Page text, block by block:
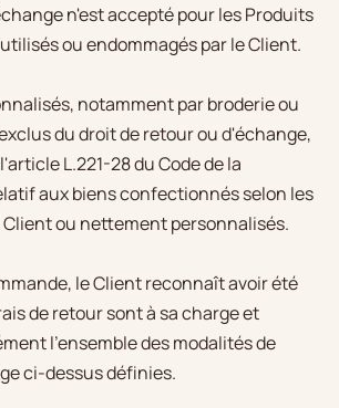
n'est accepté pour les Produits
ou endommagés par le Client.
notamment par broderie ou
du droit de retour ou d'échange,
L.221-28 du Code de la
aux biens confectionnés selon les
ou nettement personnalisés.
le Client reconnaît avoir été
de retour sont à sa charge et
l'ensemble des modalités de
ci-dessus définies.